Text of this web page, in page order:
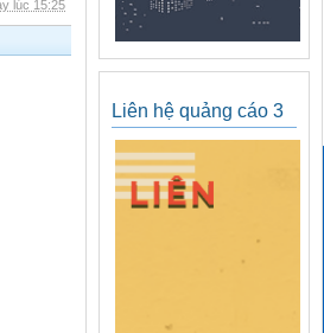
lúc 15:25
Liên hệ quảng cáo 3